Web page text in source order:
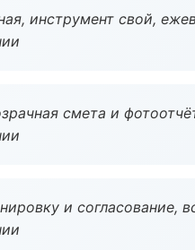
инструмент свой,
смета и
и согласование,